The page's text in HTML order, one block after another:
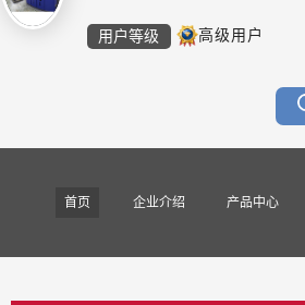
用户等级 高级用户
首页 企业介绍 产品中心